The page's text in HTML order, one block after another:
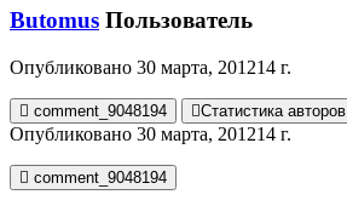
Butomus Пользователь
Опубликовано 30 марта, 201214 г.
comment_9048194 Статистика авторов
Опубликовано 30 марта, 201214 г.
comment_9048194